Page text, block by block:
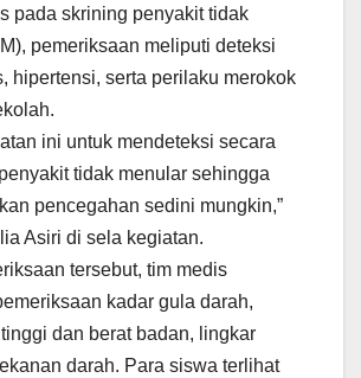
pada skrining penyakit tidak
pemeriksaan meliputi deteksi
hipertensi, serta perilaku merokok
ini untuk mendeteksi secara
tidak menular sehingga
pencegahan sedini mungkin,”
Asiri di sela kegiatan.
tersebut, tim medis
kadar gula darah,
dan berat badan, lingkar
darah. Para siswa terlihat